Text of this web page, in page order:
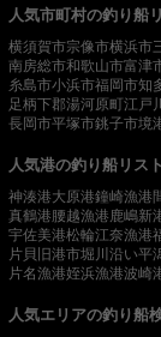
人気市町村の釣り船
横須賀市宗像市横浜市
南房総市和歌山市富津
糸島市小浜市福岡市知
足柄下郡湯河原町江戸
長岡市平塚市銚子市境
人気港の釣り船リスト
神湊港大原港鐘崎漁港
真鶴港 腰越漁港鹿嶋新
宇佐美港松輪江奈漁港
片貝旧港市堀川沿い平
片名漁港姪浜漁港波崎
人気エリアの釣り船